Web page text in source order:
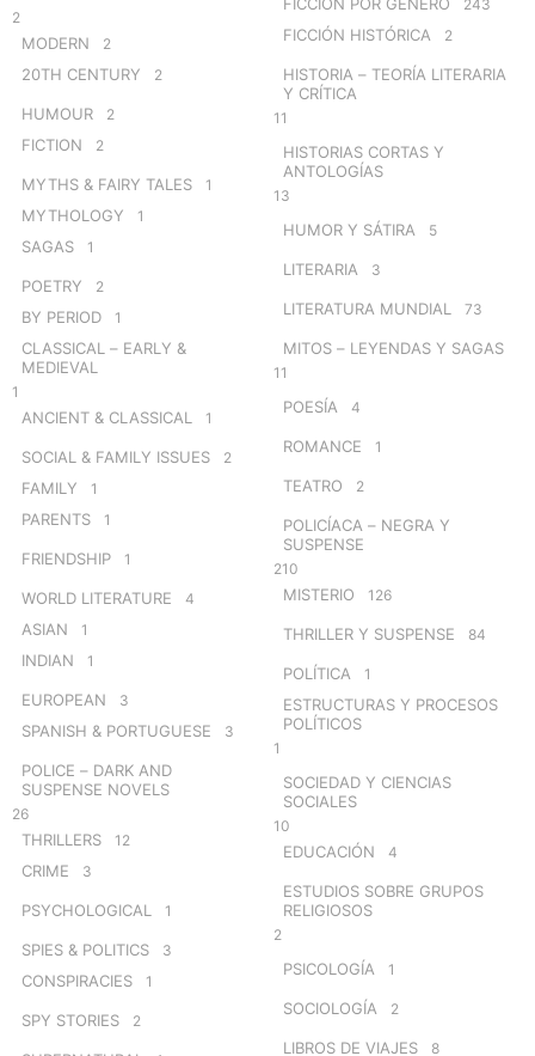
2
MODERN 2
20TH CENTURY 2
HUMOUR 2
FICTION 2
MYTHS & FAIRY TALES 1
MYTHOLOGY 1
SAGAS 1
POETRY 2
BY PERIOD 1
CLASSICAL – EARLY &
MEDIEVAL
1
ANCIENT & CLASSICAL 1
SOCIAL & FAMILY ISSUES 2
FAMILY 1
PARENTS 1
FRIENDSHIP 1
WORLD LITERATURE 4
ASIAN 1
INDIAN 1
EUROPEAN 3
SPANISH & PORTUGUESE 3
POLICE – DARK AND
SUSPENSE NOVELS
26
THRILLERS 12
CRIME 3
PSYCHOLOGICAL 1
SPIES & POLITICS 3
CONSPIRACIES 1
SPY STORIES 2
243
FICCIÓN HISTÓRICA 2
HISTORIA – TEORÍA LITERARIA
Y CRÍTICA
11
HISTORIAS CORTAS Y
ANTOLOGÍAS
13
HUMOR Y SÁTIRA 5
LITERARIA 3
LITERATURA MUNDIAL 73
MITOS – LEYENDAS Y SAGAS
11
POESÍA 4
ROMANCE 1
TEATRO 2
POLICÍACA – NEGRA Y
SUSPENSE
210
MISTERIO 126
THRILLER Y SUSPENSE 84
POLÍTICA 1
ESTRUCTURAS Y PROCESOS
POLÍTICOS
1
SOCIEDAD Y CIENCIAS
SOCIALES
10
EDUCACIÓN 4
ESTUDIOS SOBRE GRUPOS
RELIGIOSOS
2
PSICOLOGÍA 1
SOCIOLOGÍA 2
LIBROS DE VIAJES 8